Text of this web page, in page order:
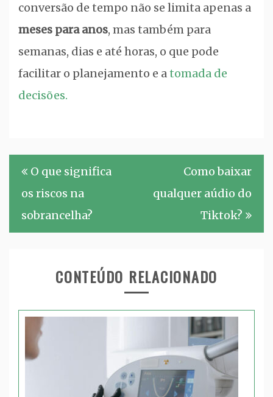
conversão de tempo não se limita apenas a
meses para anos, mas também para
semanas, dias e até horas, o que pode
facilitar o planejamento e atomada de
decisões.
Navegação
Post
O que significa
os riscos na
sobrancelha?
Como baixar
qualquer aúdio do
Tiktok?
CONTEÚDO RELACIONADO